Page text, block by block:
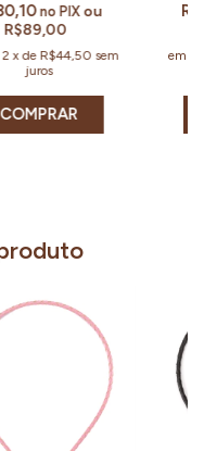
no PIXou
R$89,00
2 xde R$44,50 sem
juros
COMPRAR
em